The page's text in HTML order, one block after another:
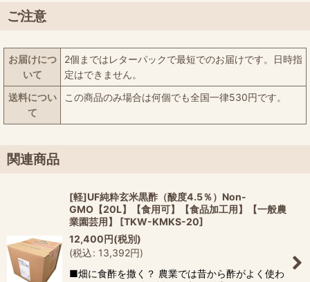
ご注意
お届けにつ
いて
2個まではレターパックで最短でのお届けです。日時指
定はできません。
送料につい
て
この商品のみ場合は何個でも全国一律530円です。
関連商品
[軽]UF純粋玄米黒酢（酸度4.5％）Non-
GMO【20L】【食用可】【食品加工用】【一般農
業園芸用】
[TKW-KMKS-20]
12,400円(税別)
(税込: 13,392円)
■畑に食酢を撒く？ 農業では昔から酢がよく使わ